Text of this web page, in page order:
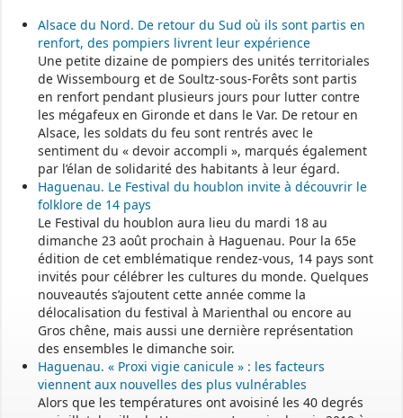
Alsace du Nord. De retour du Sud où ils sont partis en
renfort, des pompiers livrent leur expérience
Une petite dizaine de pompiers des unités territoriales
de Wissembourg et de Soultz-sous-Forêts sont partis
en renfort pendant plusieurs jours pour lutter contre
les mégafeux en Gironde et dans le Var. De retour en
Alsace, les soldats du feu sont rentrés avec le
sentiment du « devoir accompli », marqués également
par l’élan de solidarité des habitants à leur égard.
Haguenau. Le Festival du houblon invite à découvrir le
folklore de 14 pays
Le Festival du houblon aura lieu du mardi 18 au
dimanche 23 août prochain à Haguenau. Pour la 65e
édition de cet emblématique rendez-vous, 14 pays sont
invités pour célébrer les cultures du monde. Quelques
nouveautés s’ajoutent cette année comme la
délocalisation du festival à Marienthal ou encore au
Gros chêne, mais aussi une dernière représentation
des ensembles le dimanche soir.
Haguenau. « Proxi vigie canicule » : les facteurs
viennent aux nouvelles des plus vulnérables
Alors que les températures ont avoisiné les 40 degrés